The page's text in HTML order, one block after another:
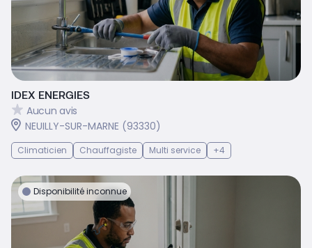
IDEX ENERGIES
Aucun avis
NEUILLY-SUR-MARNE (93330)
Climaticien Chauffagiste Multi service +4
Disponibilité inconnue